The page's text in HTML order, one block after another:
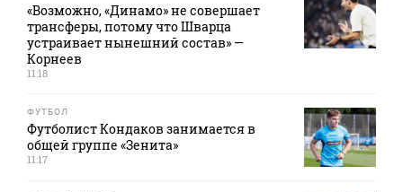
«Возможно, «Динамо» не совершает
трансферы, потому что Шварца
устраивает нынешний состав» —
Корнеев
11:18
ФУТБОЛ
Футболист Кондаков занимается в
общей группе «Зенита»
11:17